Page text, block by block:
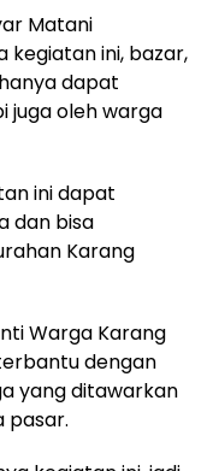
Matani
kegiatan ini, bazar,
dapat
juga oleh warga
ini dapat
dan bisa
Karang
Warga Karang
dengan
yang ditawarkan
pasar.